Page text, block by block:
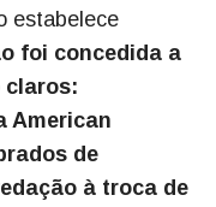
estabelece
foi concedida a
claros:
American
de
à troca de